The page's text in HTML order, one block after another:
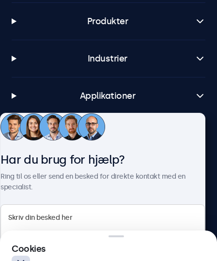
Produkter
Industrier
Applikationer
Kundeservice
Herstedøstervej 27-29, unit A, 2620 Albertslund, Danmark
Har du brug for hjælp?
Ring til os eller send en besked for direkte kontakt med en
specialist.
Cookies